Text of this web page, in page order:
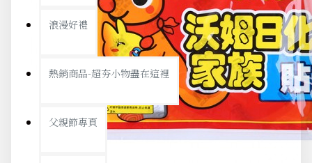
浪漫好禮
熱銷商品-超夯小物盡在這裡
父親節專頁